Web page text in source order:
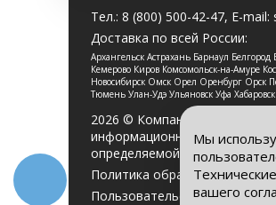
Тел.: 8 (800) 500-42-47, E-mail:
Доставка по всей России:
Архангельск Астрахань Барнаул
Кемерово Киров Комсомольск-на-Амуре
Новосибирск Омск Орел Оренбург Орск
Тюмень Улан-Удэ Ульяновск Уфа
2026 © Компания «Буровые
информационный характер и
определяемой положениями
Политика обработки
Пользовательское
Мы
вашего